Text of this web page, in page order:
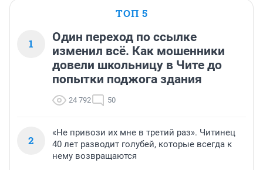
ТОП 5
1
Один переход по ссылке
изменил всё. Как мошенники
довели школьницу в Чите до
попытки поджога здания
24 792 50
2
«Не привози их мне в третий раз». Читинец
40 лет разводит голубей, которые всегда к
нему возвращаются